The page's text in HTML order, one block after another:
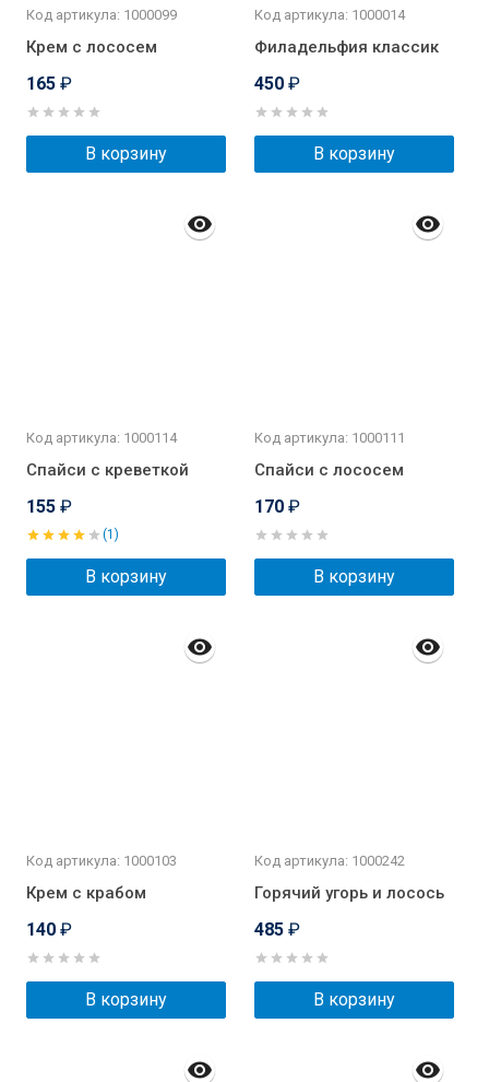
Код артикула: 1000099
Крем с лососем
165 ₽
В корзину
Код артикула: 1000014
Филадельфия классик
450 ₽
В корзину
Код артикула: 1000114
Спайси с креветкой
155 ₽
(1)
В корзину
Код артикула: 1000111
Спайси с лососем
170 ₽
В корзину
Код артикула: 1000103
Крем с крабом
140 ₽
В корзину
Код артикула: 1000242
Горячий угорь и лосось
485 ₽
В корзину